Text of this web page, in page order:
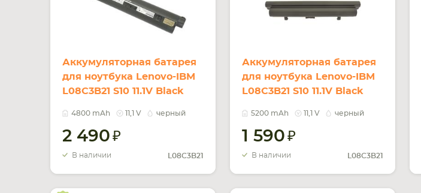
Аккумуляторная батарея
для ноутбука Lenovo-IBM
L08C3B21 S10 11.1V Black
4800 mAh 11,1 V черный
2 490
В наличии L08C3B21
Аккумуляторная батарея
для ноутбука Lenovo-IBM
L08C3B21 S10 11.1V Black
5200 mAh 11,1 V черный
1 590
В наличии L08C3B21